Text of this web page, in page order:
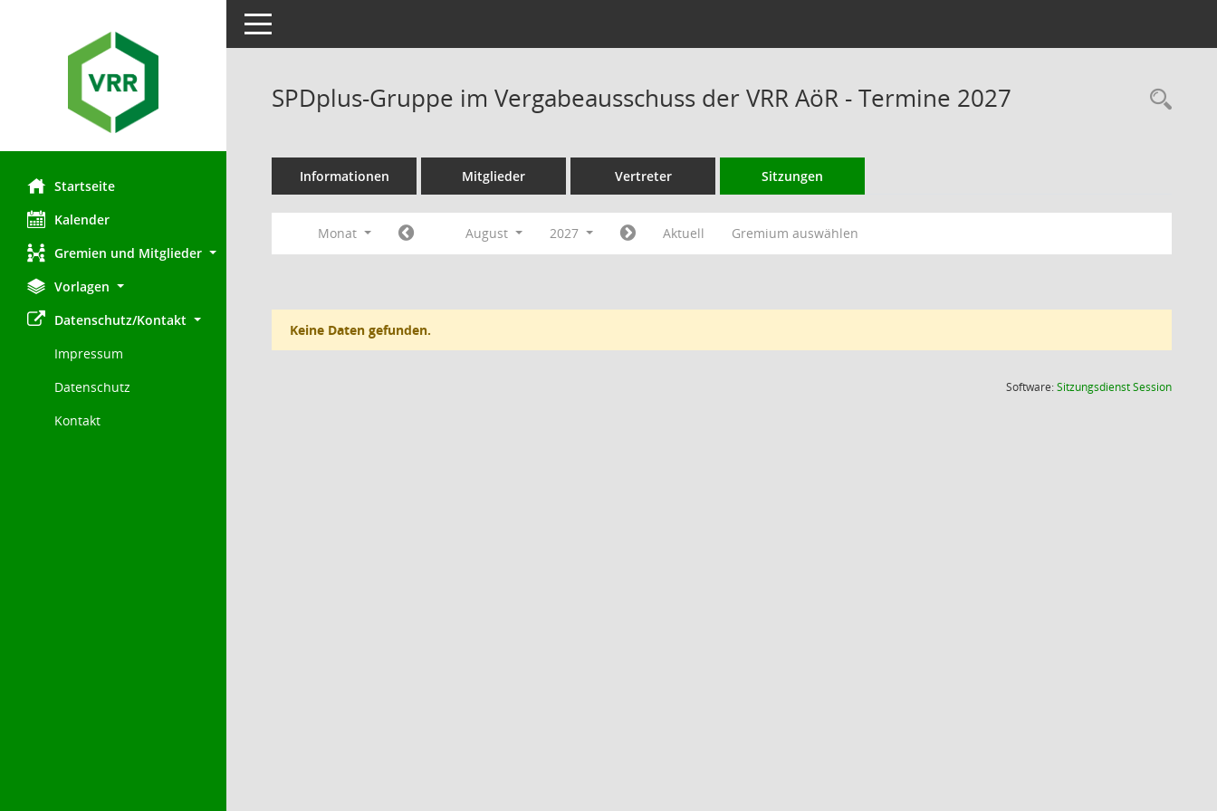
Startseite
Kalender
Gremien und Mitglieder
Vorlagen
Datenschutz/Kontakt
Impressum
Datenschutz
Kontakt
Toggle navigation
SPDplus-Gruppe im Vergabeausschuss der VRR AöR - Termine 2027
Informationen Mitglieder Vertreter Sitzungen
Monat August 2027 Aktuell Gremium auswählen
Keine Daten gefunden.
Software:SitzungsdienstSession(Wird in